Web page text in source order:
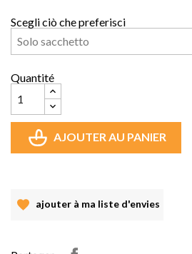
Scegli ciò che preferisci
Quantité
AJOUTER AU PANIER
ajouter à ma liste d'envies